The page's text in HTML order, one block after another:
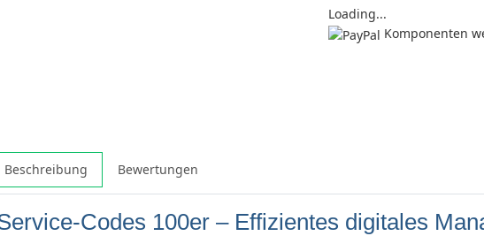
Loading...
Komponenten
Beschreibung Bewertungen
Codes 100er – Effizientes digitales